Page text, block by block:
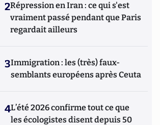
2Répression en Iran : ce qui s'est
vraiment passé pendant que Paris
regardait ailleurs
3Immigration : les (très) faux-
semblants européens après Ceuta
4L’été 2026 confirme tout ce que
les écologistes disent depuis 50